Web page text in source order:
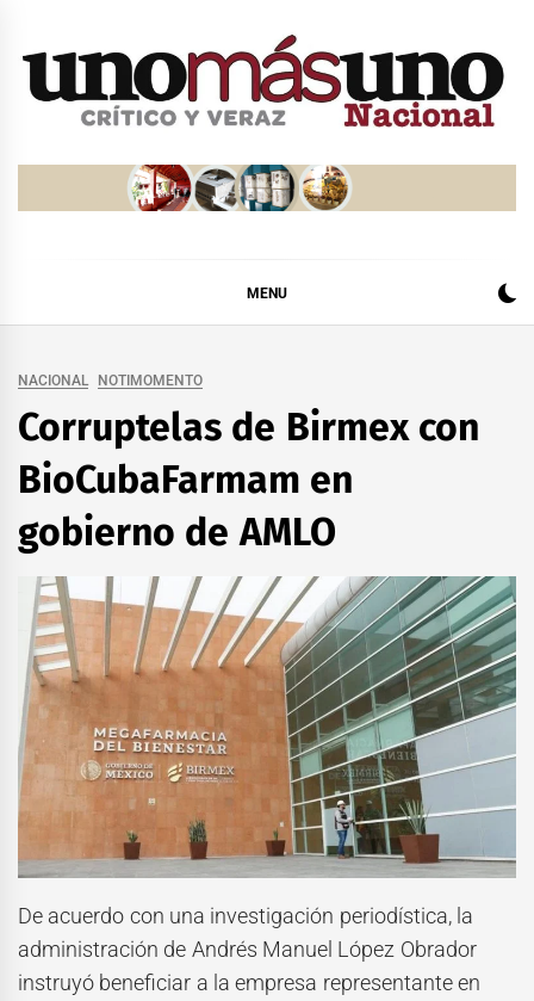
MENU
NACIONAL NOTIMOMENTO
Corruptelas de Birmex con
BioCubaFarmam en
gobierno de AMLO
De acuerdo con una investigación periodística, la
administración de Andrés Manuel López Obrador
instruyó beneficiar a la empresa representante en